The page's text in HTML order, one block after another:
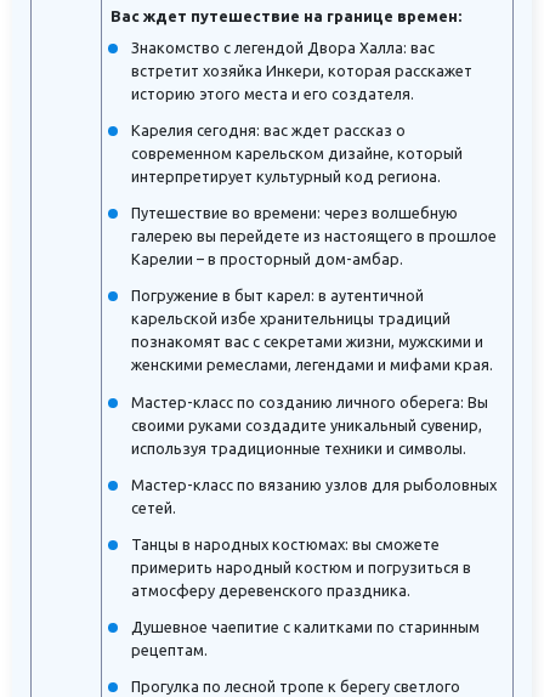
Вас ждет путешествие на границе времен:
Знакомство с легендой Двора Халла: вас
встретит хозяйка Инкери, которая расскажет
историю этого места и его создателя.
Карелия сегодня: вас ждет рассказ о
современном карельском дизайне, который
интерпретирует культурный код региона.
Путешествие во времени: через волшебную
галерею вы перейдете из настоящего в прошлое
Карелии – в просторный дом-амбар.
Погружение в быт карел: в аутентичной
карельской избе хранительницы традиций
познакомят вас с секретами жизни, мужскими и
женскими ремеслами, легендами и мифами края.
Мастер-класс по созданию личного оберега: Вы
своими руками создадите уникальный сувенир,
используя традиционные техники и символы.
Мастер-класс по вязанию узлов для рыболовных
сетей.
Танцы в народных костюмах: вы сможете
примерить народный костюм и погрузиться в
атмосферу деревенского праздника.
Душевное чаепитие с калитками по старинным
рецептам.
Прогулка по лесной тропе к берегу светлого